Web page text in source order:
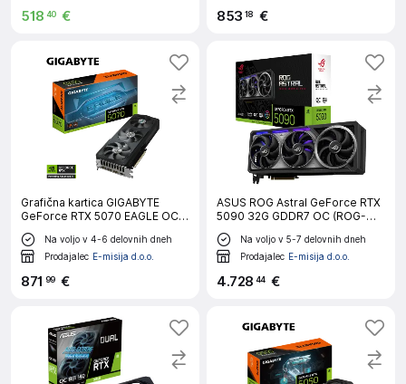
518 40 € 853 18 €
Grafična kartica GIGABYTE
GeForce RTX 5070 EAGLE OC
SFF 12G, 12GB GDDR7, PCI-E
5.0
Na voljo v 4-6 delovnih dneh
Prodajalec E-misija d.o.o.
871 99 €
ASUS ROG Astral GeForce RTX
5090 32G GDDR7 OC (ROG-
ASTRAL-RTX5090-O32G-
GAMING) ARGB gaming
grafična kartica
Na voljo v 5-7 delovnih dneh
Prodajalec E-misija d.o.o.
4.728 44 €